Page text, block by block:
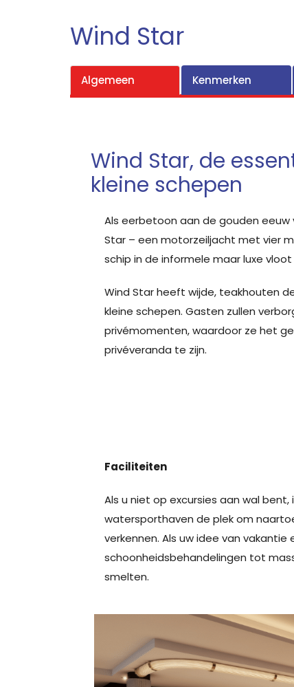
Wind Star
Algemeen Kenmerken
Wind Star, de
kleine schepen
Als eerbetoon aan de gouden eeuw
Star – een motorzeiljacht met vier
schip in de informele maar luxe
Wind Star heeft wijde, teakhouten
kleine schepen. Gasten zullen
privémomenten, waardoor ze het
privéveranda te zijn.
Faciliteiten
Als u niet op excursies aan wal
watersporthaven de plek om
verkennen. Als uw idee van
schoonheidsbehandelingen tot
smelten.